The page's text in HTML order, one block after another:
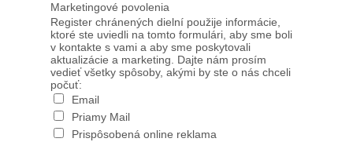
Marketingové povolenia
Register chránených dielní použije informácie,
ktoré ste uviedli na tomto formulári, aby sme boli
v kontakte s vami a aby sme poskytovali
aktualizácie a marketing. Dajte nám prosím
vedieť všetky spôsoby, akými by ste o nás chceli
počuť:
Email
Priamy Mail
Prispôsobená online reklama